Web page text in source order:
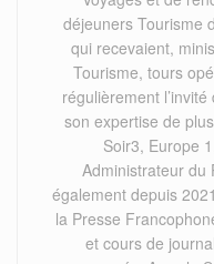
déjeuners Tourisme
qui recevaient,
Tourisme, tours
régulièrement
son expertise de
Soir3, Europe
Administrateur du
également depuis
la Presse
et cours de